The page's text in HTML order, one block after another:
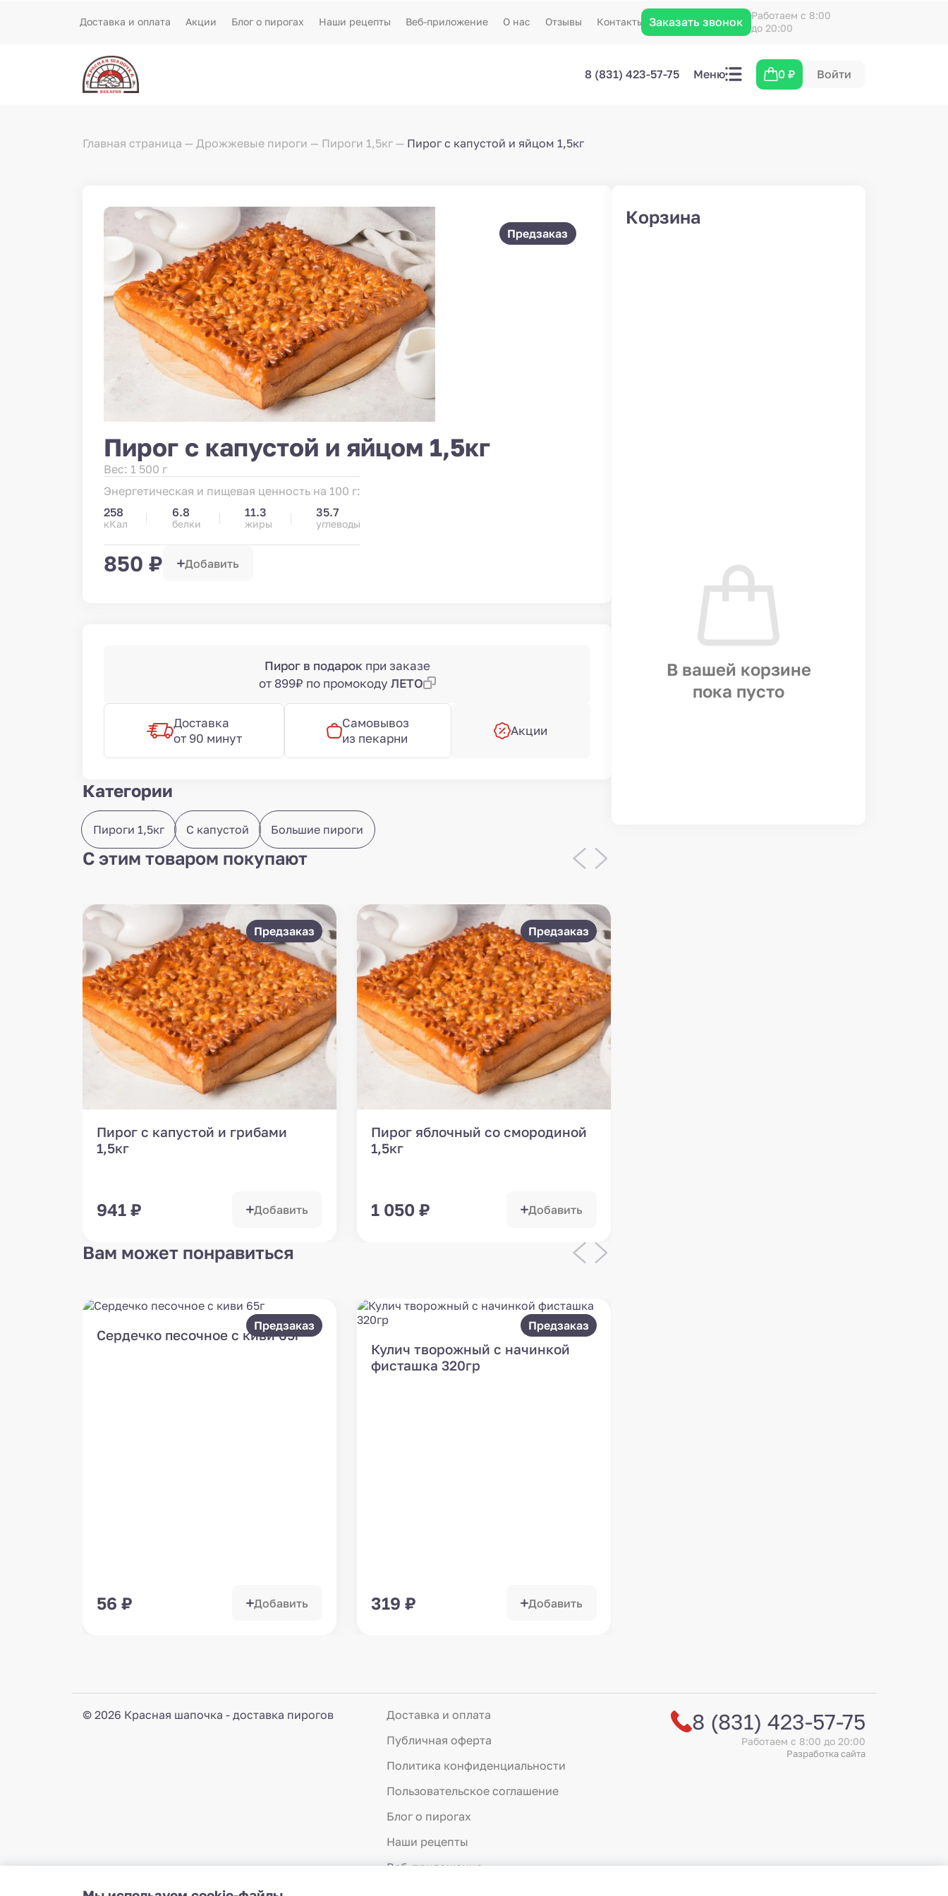
Доставка и оплата Акции Блог о пирогах Наши рецепты Веб-приложение О нас Отзывы Контакты Заказать звонок
Работаем с 8:00
до 20:00
8 (831) 423-57-75 Меню 0₽ Войти
Главная страница Дрожжевые пироги Пироги 1,5кг Пирог с капустой и яйцом 1,5кг
Предзаказ
Пирог с капустой и яйцом 1,5кг
Вес: 1 500 г
Энергетическая и пищевая ценность на 100 г:
258
кКал
6.8
белки
11.3
жиры
35.7
углеводы
850 ₽ Добавить
Пирог в подарок при заказе
от 899₽ по промокоду ЛЕТО
Доставка
от 90 минут
Самовывоз
из пекарни
Акции
Категории
Пироги 1,5кг С капустой Большие пироги
С этим товаром покупают
Предзаказ
Пирог с капустой и грибами
1,5кг
941 ₽ Добавить
Предзаказ
Пирог яблочный со смородиной
1,5кг
1 050 ₽ Добавить
Вам может понравиться
Предзаказ
Сердечко песочное с киви 65г
56 ₽ Добавить
Предзаказ
Кулич творожный с начинкой
фисташка 320гр
319 ₽ Добавить
Корзина
В вашей корзине
пока пусто
© 2026 Красная шапочка - доставка пирогов
Доставка и оплата
Публичная оферта
Политика конфиденциальности
Пользовательское соглашение
Блог о пирогах
Наши рецепты
Веб-приложение
8 (831) 423-57-75
Работаем с 8:00 до 20:00
Разработка сайта